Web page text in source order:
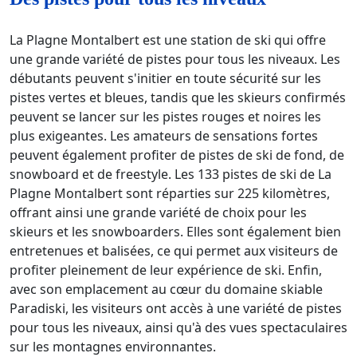
La Plagne Montalbert est une station de ski qui offre
une grande variété de pistes pour tous les niveaux. Les
débutants peuvent s'initier en toute sécurité sur les
pistes vertes et bleues, tandis que les skieurs confirmés
peuvent se lancer sur les pistes rouges et noires les
plus exigeantes. Les amateurs de sensations fortes
peuvent également profiter de pistes de ski de fond, de
snowboard et de freestyle. Les 133 pistes de ski de La
Plagne Montalbert sont réparties sur 225 kilomètres,
offrant ainsi une grande variété de choix pour les
skieurs et les snowboarders. Elles sont également bien
entretenues et balisées, ce qui permet aux visiteurs de
profiter pleinement de leur expérience de ski. Enfin,
avec son emplacement au cœur du domaine skiable
Paradiski, les visiteurs ont accès à une variété de pistes
pour tous les niveaux, ainsi qu'à des vues spectaculaires
sur les montagnes environnantes.